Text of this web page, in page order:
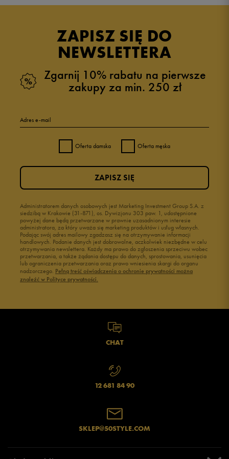
ZAPISZ SIĘ DO
NEWSLETTERA
Zgarnij 10% rabatu na pierwsze
zakupy za min. 250 zł
Adres e-mail
Oferta damska Oferta męska
Administratorem danych osobowych jest Marketing Investment Group S.A. z
siedzibą w Krakowie (31-871), os. Dywizjonu 303 paw. 1, udostępnione
powyżej dane będą przetwarzane w prawnie uzasadnionym interesie
administratora, za który uważa się marketing produktów i usług własnych.
Podając swój adres mailowy zgadzasz się na otrzymywanie informacji
handlowych. Podanie danych jest dobrowolne, aczkolwiek niezbędne w celu
otrzymywania newslettera. Każdy ma prawo do zgłoszenia sprzeciwu wobec
przetwarzania, a także żądania dostępu do danych, sprostowania, usunięcia
lub ograniczenia przetwarzania oraz prawo wniesienia skargi do organu
nadzorczego. Pełną treść oświadczenia o ochronie prywatności można
znaleźć w Polityce prywatności.
ZAPISZ SIĘ
CHAT
12 681 84 90
SKLEP@50STYLE.COM